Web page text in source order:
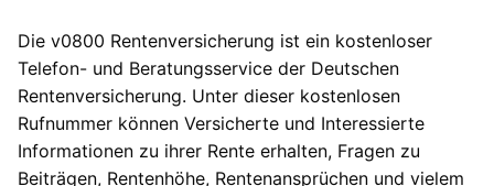
Die v0800 Rentenversicherung ist ein kostenloser
Telefon- und Beratungsservice der Deutschen
Rentenversicherung. Unter dieser kostenlosen
Rufnummer können Versicherte und Interessierte
Informationen zu ihrer Rente erhalten, Fragen zu
Beiträgen, Rentenhöhe, Rentenansprüchen und vielem